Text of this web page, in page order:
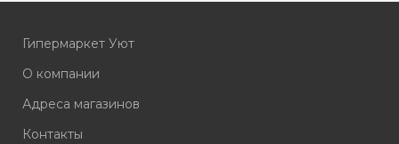
Гипермаркет Уют
О компании
Адреса магазинов
Контакты